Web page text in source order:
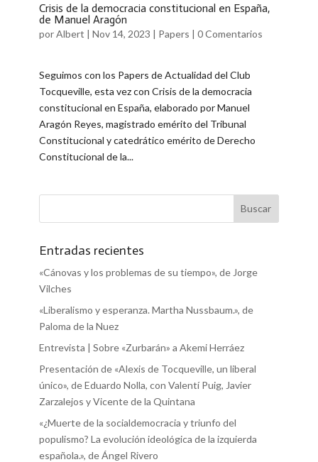
Crisis de la democracia constitucional en España,
de Manuel Aragón
porAlbert | Nov 14, 2023 | Papers | 0 Comentarios
Seguimos con los Papers de Actualidad del Club
Tocqueville, esta vez con Crisis de la democracia
constitucional en España, elaborado por Manuel
Aragón Reyes, magistrado emérito del Tribunal
Constitucional y catedrático emérito de Derecho
Constitucional de la...
Entradas recientes
«Cánovas y los problemas de su tiempo», de Jorge
Vilches
«Liberalismo y esperanza. Martha Nussbaum.», de
Paloma de la Nuez
Entrevista | Sobre «Zurbarán» a Akemi Herráez
Presentación de «Alexis de Tocqueville, un liberal
único», de Eduardo Nolla, con Valentí Puig, Javier
Zarzalejos y Vicente de la Quintana
«¿Muerte de la socialdemocracia y triunfo del
populismo? La evolución ideológica de la izquierda
española.», de Ángel Rivero